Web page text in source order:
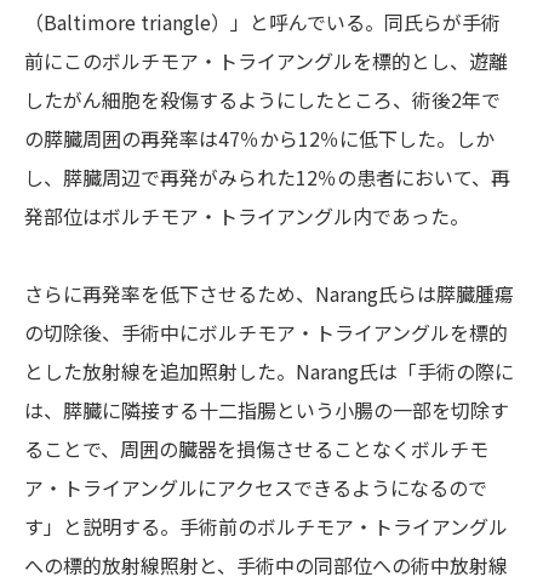
（Baltimore triangle）」と呼んでいる。同氏らが手術
前にこのボルチモア・トライアングルを標的とし、遊離
したがん細胞を殺傷するようにしたところ、術後2年で
の膵臓周囲の再発率は47％から12％に低下した。しか
し、膵臓周辺で再発がみられた12％の患者において、再
発部位はボルチモア・トライアングル内であった。
さらに再発率を低下させるため、Narang氏らは膵臓腫瘍
の切除後、手術中にボルチモア・トライアングルを標的
とした放射線を追加照射した。Narang氏は「手術の際に
は、膵臓に隣接する十二指腸という小腸の一部を切除す
ることで、周囲の臓器を損傷させることなくボルチモ
ア・トライアングルにアクセスできるようになるので
す」と説明する。手術前のボルチモア・トライアングル
への標的放射線照射と、手術中の同部位への術中放射線